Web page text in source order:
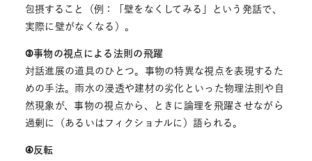
包摂すること（例：「壁をなくしてみる」という発話で、
実際に壁がなくなる）。
③事物の視点による法則の飛躍
対話進展の道具のひとつ。事物の特異な視点を表現するた
めの手法。雨水の浸透や建材の劣化といった物理法則や自
然現象が、事物の視点から、ときに論理を飛躍させながら
過剰に（あるいはフィクショナルに）語られる。
④反転